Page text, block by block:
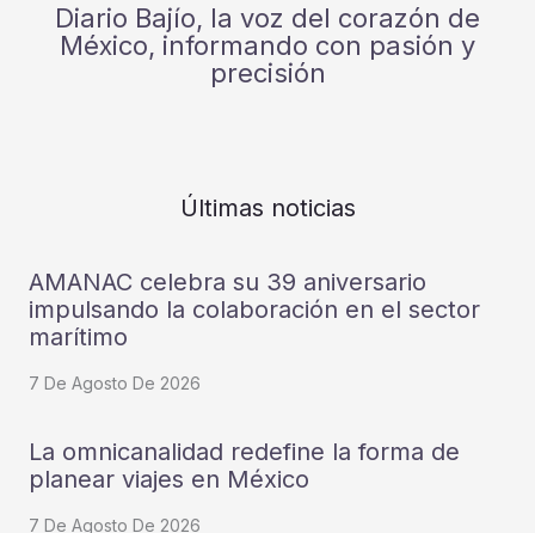
Diario Bajío, la voz del corazón de
México, informando con pasión y
precisión
Últimas noticias
AMANAC celebra su 39 aniversario
impulsando la colaboración en el sector
marítimo
7 De Agosto De 2026
La omnicanalidad redefine la forma de
planear viajes en México
7 De Agosto De 2026